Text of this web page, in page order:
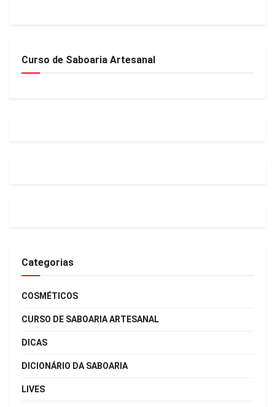
Curso de Saboaria Artesanal
Categorias
COSMÉTICOS
CURSO DE SABOARIA ARTESANAL
DICAS
DICIONÁRIO DA SABOARIA
LIVES